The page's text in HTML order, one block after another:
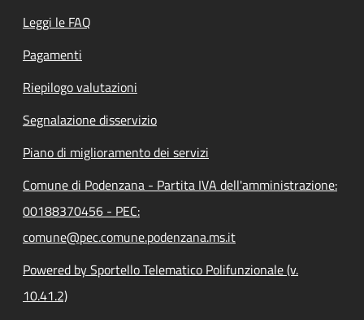
Leggi le FAQ
Pagamenti
Riepilogo valutazioni
Segnalazione disservizio
Piano di miglioramento dei servizi
Comune di Podenzana - Partita IVA dell'amministrazione:
00188370456 - PEC:
comune@pec.comune.podenzana.ms.it
Powered by Sportello Telematico Polifunzionale (v.
10.41.2)